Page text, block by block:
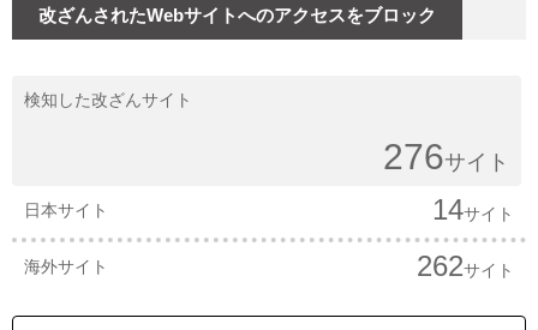
改ざんされたWebサイトへのアクセスをブロック
検知した改ざんサイト
276サイト
日本サイト 14サイト
海外サイト 262サイト